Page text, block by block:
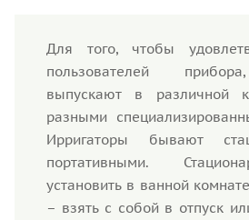
Для того, чтобы
пользователей
выпускают в различной
разными
Ирригаторы бывают
портативными.
установить в ванной
– взять с собой в отпуск